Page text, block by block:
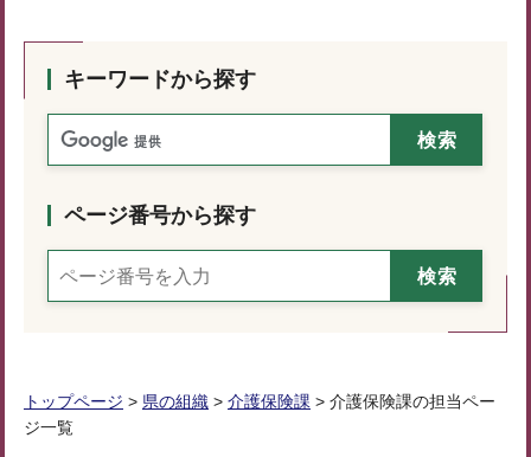
キーワードから探す
ページ番号から探す
トップページ > 県の組織 > 介護保険課 > 介護保険課の担当ペー
ジ一覧